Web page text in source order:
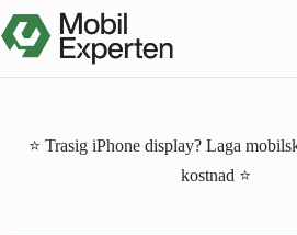
till
innehåll
⭐ Trasig iPhone display? Laga
kostnad ⭐